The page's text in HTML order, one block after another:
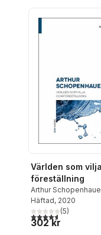
Världen som
föreställning
Arthur
Häftad, 2020
4,6utav 5 stjärnor.
(5)
302 kr